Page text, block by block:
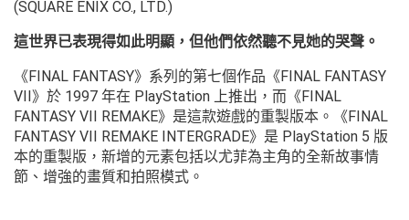
(SQUARE ENIX CO., LTD.)
這世界已表現得如此明顯，但他們依然聽不見她的哭聲。
《FINAL FANTASY》系列的第七個作品《FINAL FANTASY
VII》於 1997 年在 PlayStation 上推出，而《FINAL
FANTASY VII REMAKE》是這款遊戲的重製版本。《FINAL
FANTASY VII REMAKE INTERGRADE》是 PlayStation 5 版
本的重製版，新增的元素包括以尤菲為主角的全新故事情
節、增強的畫質和拍照模式。